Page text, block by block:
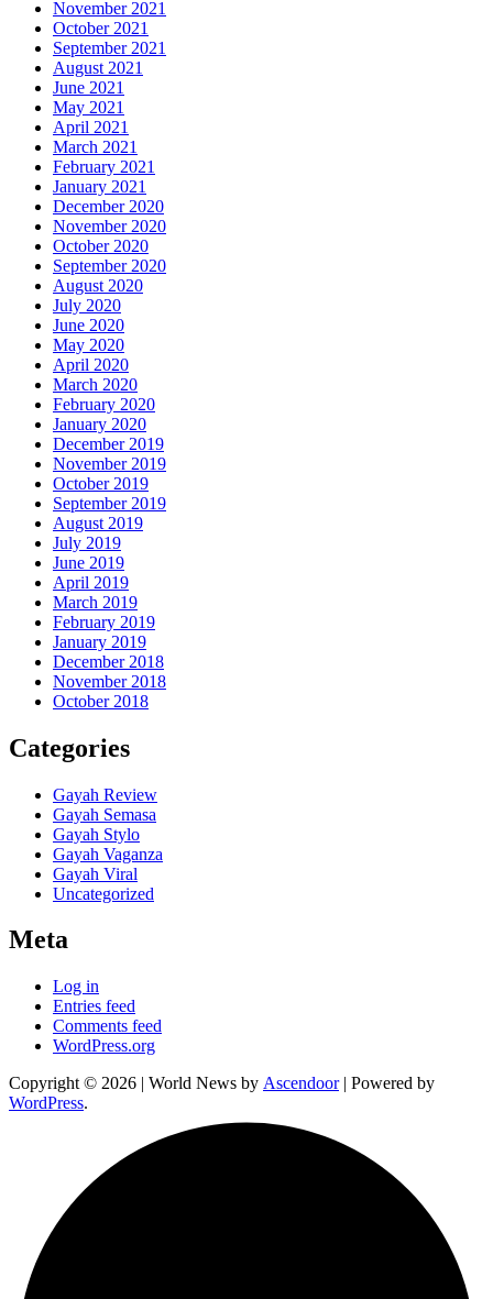
November 2021
October 2021
September 2021
August 2021
June 2021
May 2021
April 2021
March 2021
February 2021
January 2021
December 2020
November 2020
October 2020
September 2020
August 2020
July 2020
June 2020
May 2020
April 2020
March 2020
February 2020
January 2020
December 2019
November 2019
October 2019
September 2019
August 2019
July 2019
June 2019
April 2019
March 2019
February 2019
January 2019
December 2018
November 2018
October 2018
Categories
Gayah Review
Gayah Semasa
Gayah Stylo
Gayah Vaganza
Gayah Viral
Uncategorized
Meta
Log in
Entries feed
Comments feed
WordPress.org
Copyright © 2026 | World News by Ascendoor| Powered by
WordPress.